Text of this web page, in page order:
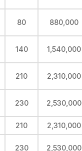
80 880,000
140 1,540,000
210 2,310,000
230 2,530,000
210 2,310,000
230 2,530,000